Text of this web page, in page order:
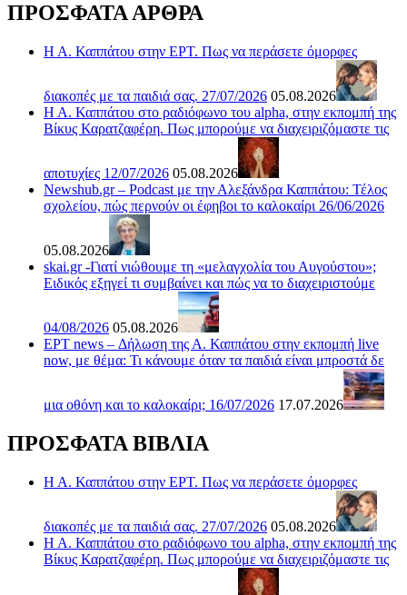
ΠΡΟΣΦΑΤΑ ΑΡΘΡΑ
Η Α. Καππάτου στην ΕΡΤ. Πως να περάσετε όμορφες
διακοπές με τα παιδιά σας. 27/07/2026 05.08.2026
Η Α. Καππάτου στο ραδιόφωνο του alpha, στην εκπομπή της
Βίκυς Καρατζαφέρη. Πως μπορούμε να διαχειριζόμαστε τις
αποτυχίες 12/07/2026 05.08.2026
Newshub.gr – Podcast με την Αλεξάνδρα Καππάτου: Τέλος
σχολείου, πώς περνούν οι έφηβοι το καλοκαίρι 26/06/2026
05.08.2026
skai.gr -Γιατί νιώθουμε τη «μελαγχολία του Αυγούστου»;
Ειδικός εξηγεί τι συμβαίνει και πώς να το διαχειριστούμε
04/08/2026 05.08.2026
ΕΡΤ news – Δήλωση της Α. Καππάτου στην εκπομπή live
now, με θέμα: Τι κάνουμε όταν τα παιδιά είναι μπροστά δε
μια οθόνη και το καλοκαίρι; 16/07/2026 17.07.2026
ΠΡΟΣΦΑΤΑ ΒΙΒΛΙΑ
Η Α. Καππάτου στην ΕΡΤ. Πως να περάσετε όμορφες
διακοπές με τα παιδιά σας. 27/07/2026 05.08.2026
Η Α. Καππάτου στο ραδιόφωνο του alpha, στην εκπομπή της
Βίκυς Καρατζαφέρη. Πως μπορούμε να διαχειριζόμαστε τις